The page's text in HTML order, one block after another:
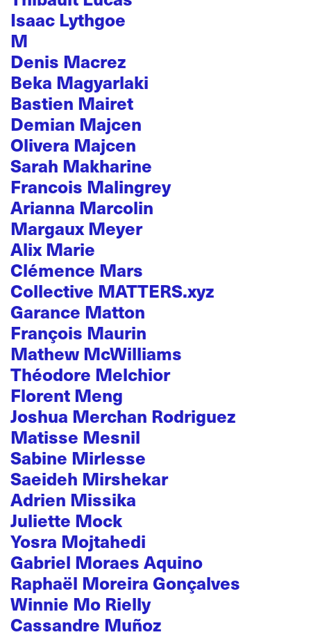
Isaac Lythgoe
M
Denis Macrez
Beka Magyarlaki
Bastien Mairet
Demian Majcen
Olivera Majcen
Sarah Makharine
Francois Malingrey
Arianna Marcolin
Margaux Meyer
Alix Marie
Clémence Mars
Collective MATTERS.xyz
Garance Matton
François Maurin
Mathew McWilliams
Théodore Melchior
Florent Meng
Joshua Merchan Rodriguez
Matisse Mesnil
Sabine Mirlesse
Saeideh Mirshekar
Adrien Missika
Juliette Mock
Yosra Mojtahedi
Gabriel Moraes Aquino
Raphaël Moreira Gonçalves
Winnie Mo Rielly
Cassandre Muñoz